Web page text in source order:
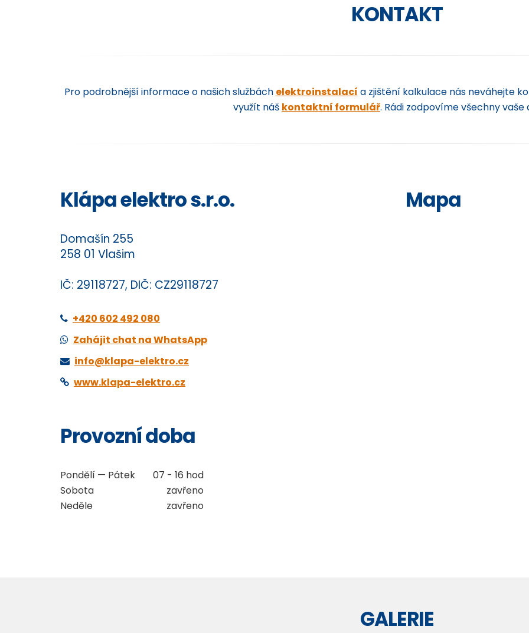
KONTAKT
Pro podrobnější informace o našich službách elektroinstalací a zjištění kalkulace nás neváhejte
využít náš kontaktní formulář. Rádi zodpovíme všechny vaše
Klápa elektro s.r.o.
Domašín 255
258 01 Vlašim
IČ: 29118727, DIČ: CZ29118727
+420 602 492 080
Zahájit chat na WhatsApp
info@klapa-elektro.cz
www.klapa-elektro.cz
Provozní doba
Pondělí — Pátek
07 - 16 hod
Sobota
zavřeno
Neděle
zavřeno
Mapa
GALERIE